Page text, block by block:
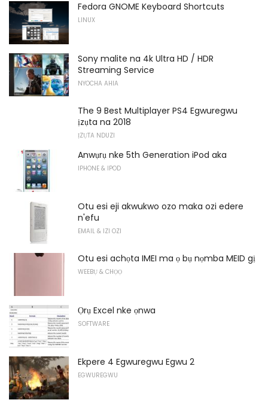
Fedora GNOME Keyboard Shortcuts
LINUX
Sony malite na 4k Ultra HD / HDR
Streaming Service
NYOCHA AHIA
The 9 Best Multiplayer PS4 Egwuregwu
ịzụta na 2018
ỊZỤTA NDUZI
Anwụrụ nke 5th Generation iPod aka
IPHONE & IPOD
Otu esi eji akwukwo ozo maka ozi edere
n'efu
EMAIL & IZI OZI
Otu esi achọta IMEI ma ọ bụ nọmba MEID gị
WEEBỤ & CHỌỌ
Ọrụ Excel nke ọnwa
SOFTWARE
Ekpere 4 Egwuregwu Egwu 2
EGWUREGWU